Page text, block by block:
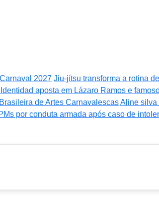
2027 Jiu-jítsu transforma a rotina
aposta em Lázaro Ramos e
de Artes CarnavalescasAline silva
por conduta armada após caso de